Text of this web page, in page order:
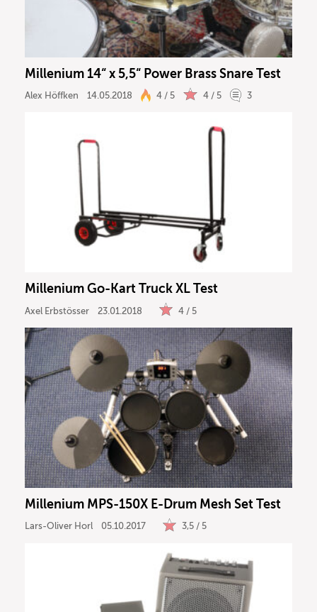
Millenium 14“ x 5,5“ Power Brass Snare Test
Alex Höffken 14.05.2018 4 / 5 4 / 5 3
Millenium Go-Kart Truck XL Test
Axel Erbstösser 23.01.2018 4 / 5
Millenium MPS-150X E-Drum Mesh Set Test
Lars-Oliver Horl 05.10.2017 3,5 / 5